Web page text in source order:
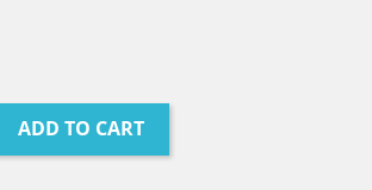
ADD TO CART